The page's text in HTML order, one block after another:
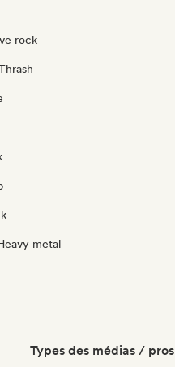
rock
metal
Types des médias / pros